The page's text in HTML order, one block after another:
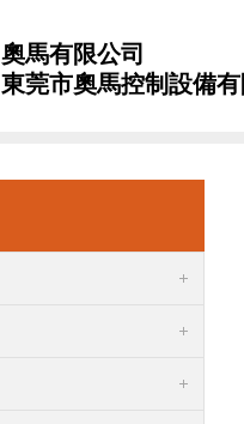
奧馬有限公司
東莞市奧馬控制設備有